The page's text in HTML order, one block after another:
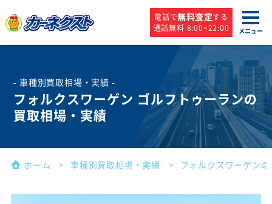
電話で無料査定する
通話無料 8:00~22:00
メニュー
- 車種別買取相場・実績 -
フォルクスワーゲン ゴルフトゥーランの
買取相場・実績
ホーム 車種別買取相場・実績 フォルクスワーゲン